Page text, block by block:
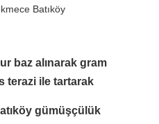
Batıköy
baz alınarak gram
terazi ile tartarak
gümüşçülük